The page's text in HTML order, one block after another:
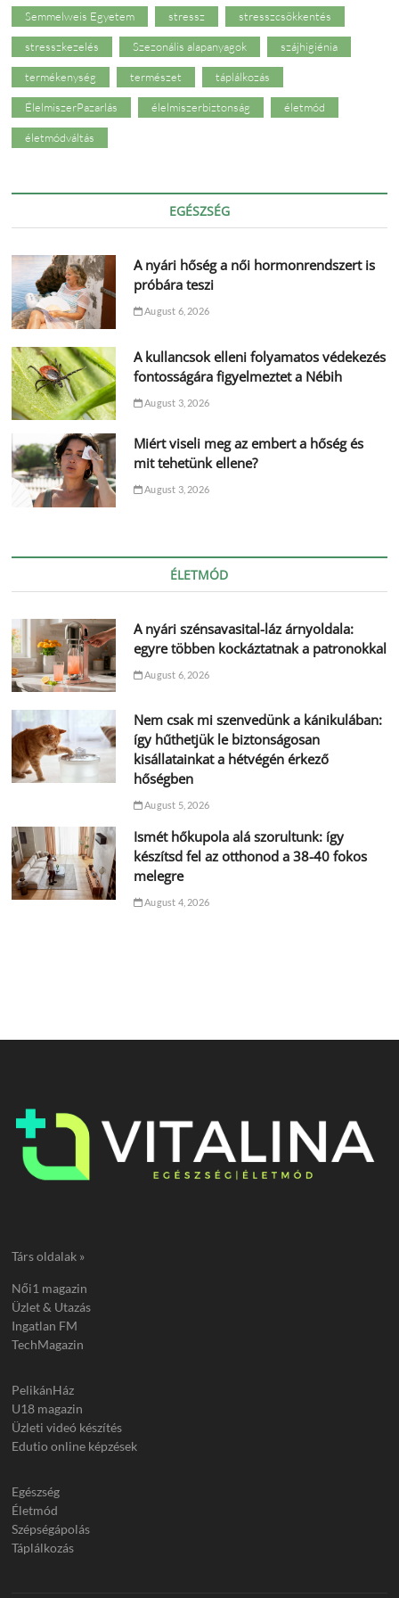
Semmelweis Egyetem stressz stresszcsökkentés
stresszkezelés Szezonális alapanyagok szájhigiénia
termékenység természet táplálkozás
ÉlelmiszerPazarlás élelmiszerbiztonság életmód
életmódváltás
EGÉSZSÉG
A nyári hőség a női hormonrendszert is
próbára teszi
August 6, 2026
A kullancsok elleni folyamatos védekezés
fontosságára figyelmeztet a Nébih
August 3, 2026
Miért viseli meg az embert a hőség és
mit tehetünk ellene?
August 3, 2026
ÉLETMÓD
A nyári szénsavasital-láz árnyoldala:
egyre többen kockáztatnak a patronokkal
August 6, 2026
Nem csak mi szenvedünk a kánikulában:
így hűthetjük le biztonságosan
kisállatainkat a hétvégén érkező
hőségben
August 5, 2026
Ismét hőkupola alá szorultunk: így
készítsd fel az otthonod a 38-40 fokos
melegre
August 4, 2026
Társ oldalak »
Női1 magazin
Üzlet & Utazás
Ingatlan FM
TechMagazin
PelikánHáz
U18 magazin
Üzleti videó készítés
Edutio online képzések
Egészség
Életmód
Szépségápolás
Táplálkozás